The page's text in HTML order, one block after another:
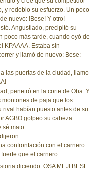
y redoblo su esfuerzo. Un poco
nuevo: !Bese! Y otro!
Angustiado, precipitó su
poco más tarde, cuando oyó de
KPAAAA. Estaba sin
y llamó de nuevo: Bese:
las puertas de la ciudad, llamo
penetró en la corte de Oba. Y
montones de paja que los
rival habían puesto antes de su
AGBO golpeo su cabeza
sé mato.
confrontación con el carnero.
que el carnero.
diciendo: OSA MEJI BESE